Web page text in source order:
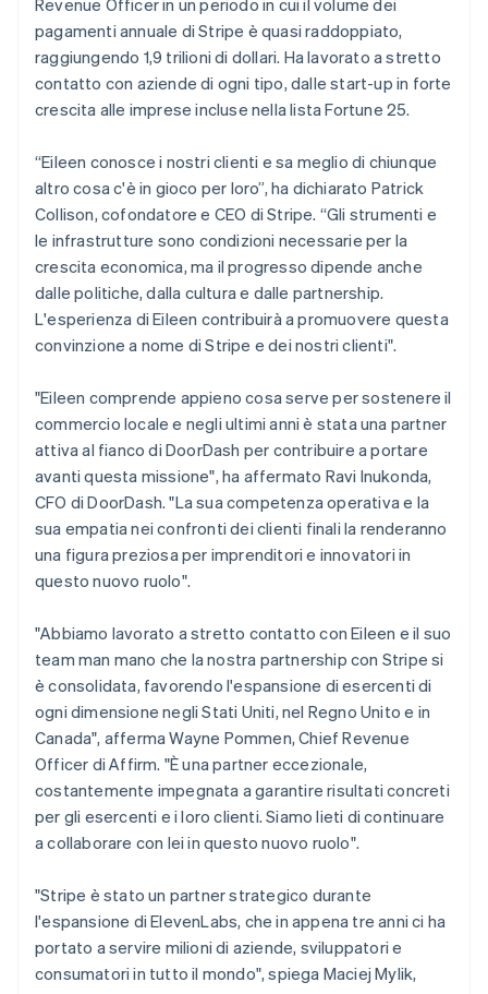
Revenue Officer in un periodo in cui il volume dei
pagamenti annuale di Stripe è quasi raddoppiato,
raggiungendo 1,9 trilioni di dollari. Ha lavorato a stretto
contatto con aziende di ogni tipo, dalle start-up in forte
crescita alle imprese incluse nella lista Fortune 25.
“Eileen conosce i nostri clienti e sa meglio di chiunque
altro cosa c'è in gioco per loro”, ha dichiarato Patrick
Collison, cofondatore e CEO di Stripe. “Gli strumenti e
le infrastrutture sono condizioni necessarie per la
crescita economica, ma il progresso dipende anche
dalle politiche, dalla cultura e dalle partnership.
L'esperienza di Eileen contribuirà a promuovere questa
convinzione a nome di Stripe e dei nostri clienti".
"Eileen comprende appieno cosa serve per sostenere il
commercio locale e negli ultimi anni è stata una partner
attiva al fianco di DoorDash per contribuire a portare
avanti questa missione", ha affermato Ravi Inukonda,
CFO di DoorDash. "La sua competenza operativa e la
sua empatia nei confronti dei clienti finali la renderanno
una figura preziosa per imprenditori e innovatori in
questo nuovo ruolo".
"Abbiamo lavorato a stretto contatto con Eileen e il suo
team man mano che la nostra partnership con Stripe si
è consolidata, favorendo l'espansione di esercenti di
ogni dimensione negli Stati Uniti, nel Regno Unito e in
Canada", afferma Wayne Pommen, Chief Revenue
Officer di Affirm. "È una partner eccezionale,
costantemente impegnata a garantire risultati concreti
per gli esercenti e i loro clienti. Siamo lieti di continuare
a collaborare con lei in questo nuovo ruolo".
"Stripe è stato un partner strategico durante
l'espansione di ElevenLabs, che in appena tre anni ci ha
portato a servire milioni di aziende, sviluppatori e
consumatori in tutto il mondo", spiega Maciej Mylik,
English
Croazia
EnglishItaliano
Danimarca
Emirati Arabi Uniti
English
Estonia
English
Finlandia
EnglishSvenska
Francia
FrançaisEnglish
Germania
DeutschEnglish
日本語English
Gibilterra
English
Grecia
English
India
English
Irlanda
English
Lettonia
English
Liechtenstein
DeutschEnglish
Lituania
English
Lussemburgo
Français Deutsch English
Malaysia
English简体中文
English
Messico
Español English
Norvegia
English